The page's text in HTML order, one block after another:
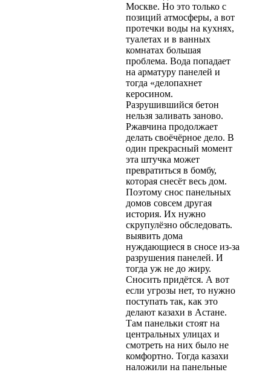
Москве. Но это только с
позиций атмосферы, а вот
протечки воды на кухнях,
туалетах и в ванных
комнатах большая
проблема. Вода попадает
на арматуру панелей и
тогда «делопахнет
керосином.
Разрушившийся бетон
нельзя заливать заново.
Ржавчина продолжает
делать своёчёрное дело. В
один прекрасный момент
эта штучка может
превратиться в бомбу,
которая снесёт весь дом.
Поэтому снос панельных
домов совсем другая
история. Их нужно
скрупулёзно обследовать.
выявить дома
нуждающиеся в сносе из-за
разрушения панелей. И
тогда уж не до жиру.
Сносить придётся. А вот
если угрозы нет, то нужно
поступать так, как это
делают казахи в Астане.
Там панельки стоят на
центральных улицах и
смотреть на них было не
комфортно. Тогда казахи
наложили на панельные